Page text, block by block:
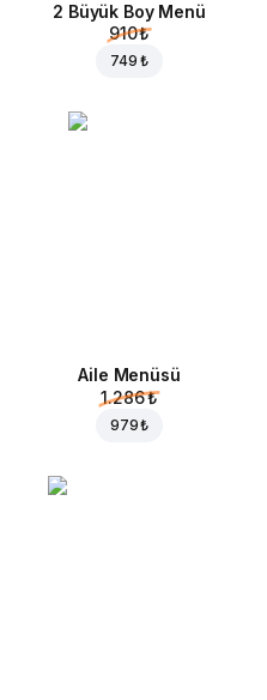
2 Büyük Boy Menü
910 ₺
749 ₺
Aile Menüsü
1.286 ₺
979 ₺